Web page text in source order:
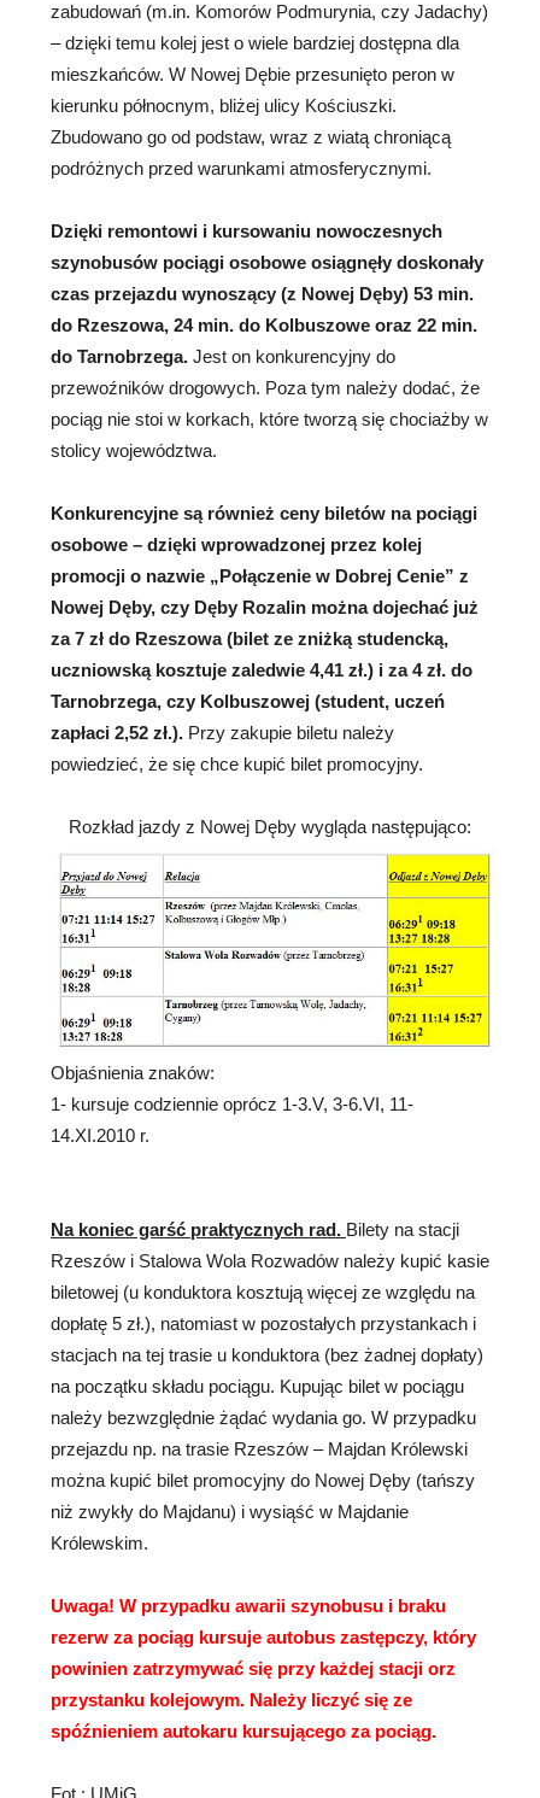
zabudowań (m.in. Komorów Podmurynia, czy Jadachy)
– dzięki temu kolej jest o wiele bardziej dostępna dla
mieszkańców. W Nowej Dębie przesunięto peron w
kierunku północnym, bliżej ulicy Kościuszki.
Zbudowano go od podstaw, wraz z wiatą chroniącą
podróżnych przed warunkami atmosferycznymi.
Dzięki remontowi i kursowaniu nowoczesnych
szynobusów pociągi osobowe osiągnęły doskonały
czas przejazdu wynoszący (z Nowej Dęby) 53 min.
do Rzeszowa, 24 min. do Kolbuszowe oraz 22 min.
do Tarnobrzega. Jest on konkurencyjny do
przewoźników drogowych. Poza tym należy dodać, że
pociąg nie stoi w korkach, które tworzą się chociażby w
stolicy województwa.
Konkurencyjne są również ceny biletów na pociągi
osobowe – dzięki wprowadzonej przez kolej
promocji o nazwie „Połączenie w Dobrej Cenie” z
Nowej Dęby, czy Dęby Rozalin można dojechać już
za 7 zł do Rzeszowa (bilet ze zniżką studencką,
uczniowską kosztuje zaledwie 4,41 zł.) i za 4 zł. do
Tarnobrzega, czy Kolbuszowej (student, uczeń
zapłaci 2,52 zł.). Przy zakupie biletu należy
powiedzieć, że się chce kupić bilet promocyjny.
Rozkład jazdy z Nowej Dęby wygląda następująco:
Objaśnienia znaków:
1- kursuje codziennie oprócz 1-3.V, 3-6.VI, 11-
14.XI.2010 r.
Na koniec garść praktycznych rad. Bilety na stacji
Rzeszów i Stalowa Wola Rozwadów należy kupić kasie
biletowej (u konduktora kosztują więcej ze względu na
dopłatę 5 zł.), natomiast w pozostałych przystankach i
stacjach na tej trasie u konduktora (bez żadnej dopłaty)
na początku składu pociągu. Kupując bilet w pociągu
należy bezwzględnie żądać wydania go. W przypadku
przejazdu np. na trasie Rzeszów – Majdan Królewski
można kupić bilet promocyjny do Nowej Dęby (tańszy
niż zwykły do Majdanu) i wysiąść w Majdanie
Królewskim.
Uwaga! W przypadku awarii szynobusu i braku
rezerw za pociąg kursuje autobus zastępczy, który
powinien zatrzymywać się przy każdej stacji orz
przystanku kolejowym. Należy liczyć się ze
spóźnieniem autokaru kursującego za pociąg.
Fot.: UMiG